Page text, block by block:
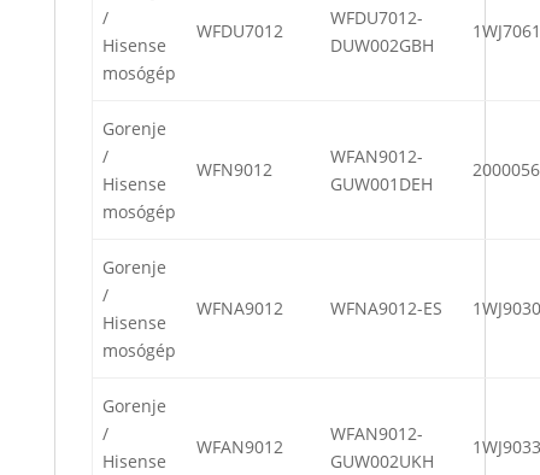
/
Hisense
mosógép
WFDU7012
WFDU7012-
DUW002GBH
Gorenje
/
Hisense
mosógép
WFN9012
WFAN9012-
GUW001DEH
Gorenje
/
Hisense
mosógép
WFNA9012 WFNA9012-ES
Gorenje
/
Hisense
WFAN9012
WFAN9012-
GUW002UKH